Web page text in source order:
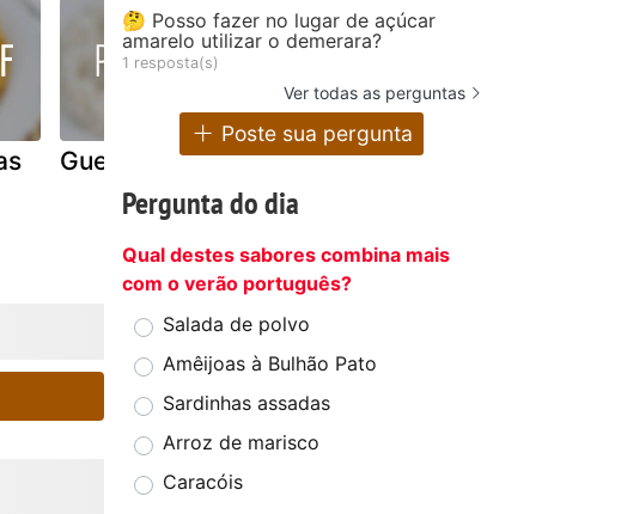
Guefilte fish
Fígado de boi
com creme de
espinafre
🤔 Posso fazer no lugar de açúcar
amarelo utilizar o demerara?
1 resposta(s)
Ver todas as perguntas
Poste sua pergunta
Pergunta do dia
Qual destes sabores combina mais
com o verão português?
Salada de polvo
Amêijoas à Bulhão Pato
Sardinhas assadas
Arroz de marisco
Caracóis